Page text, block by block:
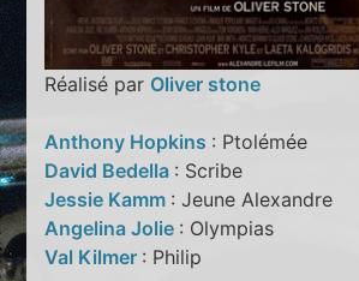
Réalisé par Oliver stone
Anthony Hopkins : Ptolémée
David Bedella : Scribe
Jessie Kamm : Jeune Alexandre
Angelina Jolie : Olympias
Val Kilmer : Philip